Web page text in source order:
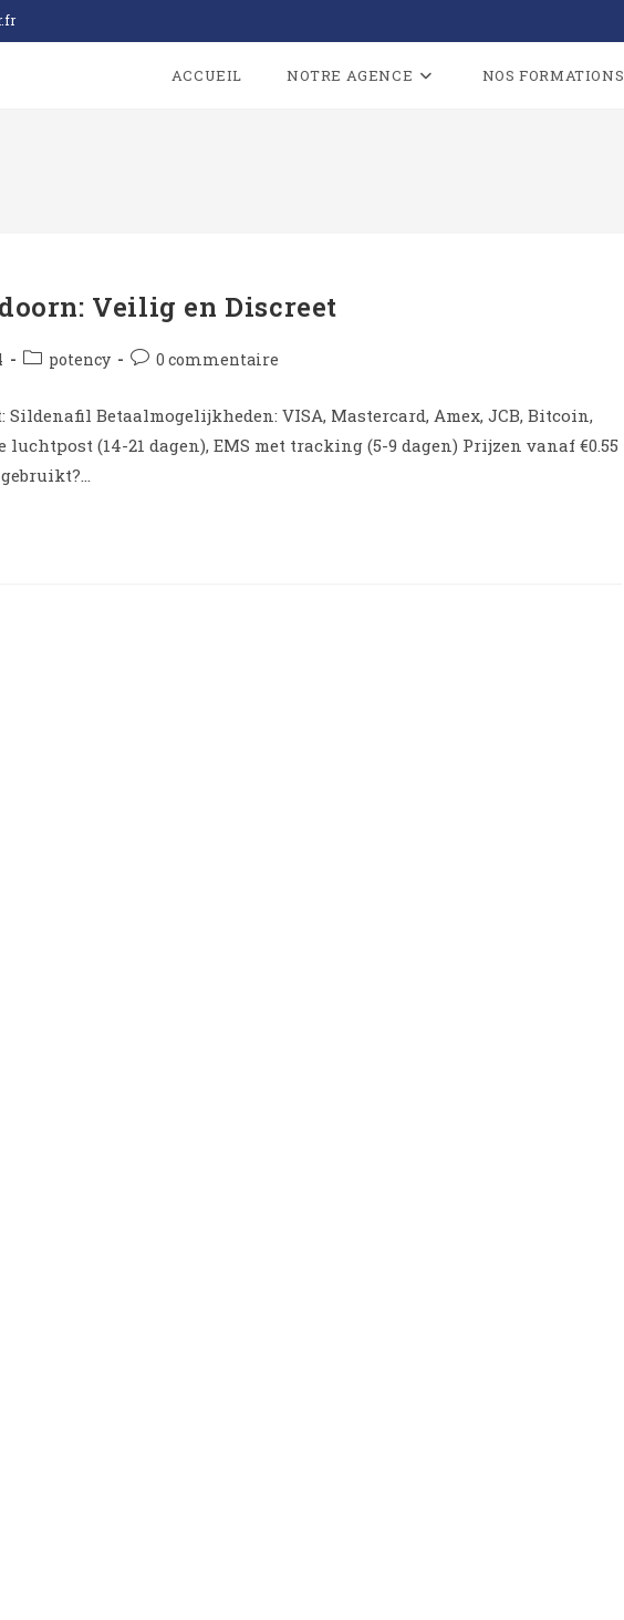
ACCUEIL NOTRE AGENCE NOS FORMATIONS
Veilig en Discreet
potency 0 commentaire
Betaalmogelijkheden: VISA, Mastercard, Amex, JCB, Bitcoin,
(14-21 dagen), EMS met tracking (5-9 dagen) Prijzen vanaf €0.55